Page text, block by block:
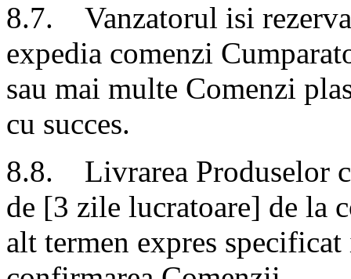
8.7. Vanzatorul isi rezerva
expedia comenzi
sau mai multe Comenzi
cu succes.
8.8. Livrarea Produselor
de [3 zile lucratoare] de la
alt termen expres